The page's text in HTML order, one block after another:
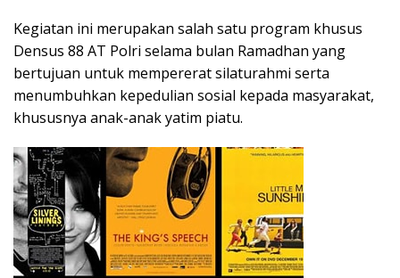
Kegiatan ini merupakan salah satu program khusus
Densus 88 AT Polri selama bulan Ramadhan yang
bertujuan untuk mempererat silaturahmi serta
menumbuhkan kepedulian sosial kepada masyarakat,
khususnya anak-anak yatim piatu.